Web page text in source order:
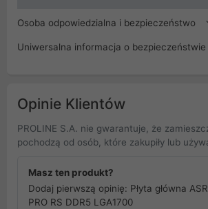
Osoba odpowiedzialna i bezpieczeństwo
Uniwersalna informacja o bezpieczeństwie
Opinie Klientów
PROLINE S.A. nie gwarantuje, że
pochodzą od osób, które zakupiły lub
Masz ten produkt?
Dodaj pierwszą opinię: Płyta główna
PRO RS DDR5 LGA1700